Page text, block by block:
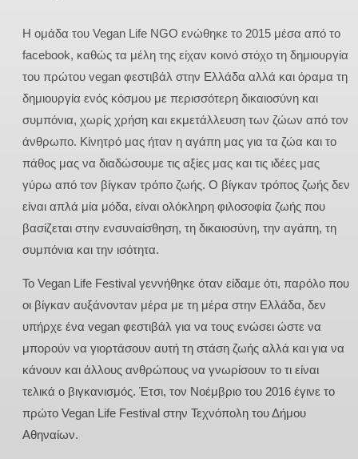
Η ομάδα του Vegan Life NGO ενώθηκε το 2015 μέσα από το
facebook, καθώς τα μέλη της είχαν κοινό στόχο τη δημιουργία
του πρώτου vegan φεστιβάλ στην Ελλάδα αλλά και όραμα τη
δημιουργία ενός κόσμου με περισσότερη δικαιοσύνη και
συμπόνια, χωρίς χρήση και εκμετάλλευση των ζώων από τον
άνθρωπο. Κίνητρό μας ήταν η αγάπη μας για τα ζώα και το
πάθος μας να διαδώσουμε τις αξίες μας και τις ιδέες μας
γύρω από τον βίγκαν τρόπο ζωής. Ο βίγκαν τρόπος ζωής δεν
είναι απλά μία μόδα, είναι ολόκληρη φιλοσοφία ζωής που
βασίζεται στην ενσυναίσθηση, τη δικαιοσύνη, την αγάπη, τη
συμπόνια και την ισότητα.
Το Vegan Life Festival γεννήθηκε όταν είδαμε ότι, παρόλο που
οι βίγκαν αυξάνονταν μέρα με τη μέρα στην Ελλάδα, δεν
υπήρχε ένα vegan φεστιβάλ για να τους ενώσει ώστε να
μπορούν να γιορτάσουν αυτή τη στάση ζωής αλλά και για να
κάνουν και άλλους ανθρώπους να γνωρίσουν το τι είναι
τελικά ο βιγκανισμός. Έτσι, τον Νοέμβριο του 2016 έγινε το
πρώτο Vegan Life Festival στην Τεχνόπολη του Δήμου
Αθηναίων.